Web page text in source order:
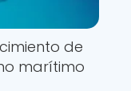
de
marítimo